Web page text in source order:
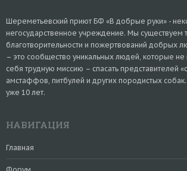
Шереметьевский приют БФ «В добрые руки» -
негосударственное учреждение. Мы существуем
благотворительности и пожертвований добрых
– это сообщество уникальных людей, которые не
себя трудную миссию – спасать представителей
амстаффов, питбулей и других породистых
уже 10 лет.
НАВИГАЦИЯ
Главная